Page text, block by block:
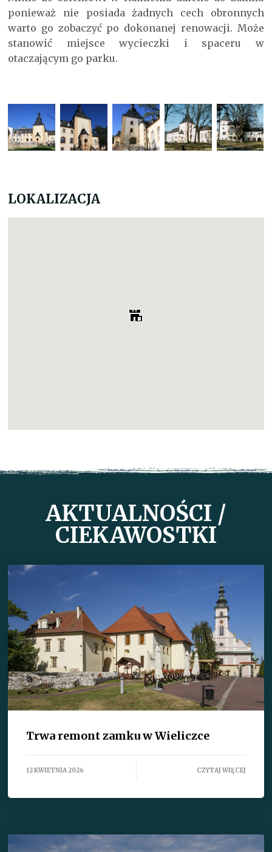
ponieważ nie posiada żadnych cech obronnych
warto go zobaczyć po dokonanej renowacji. Może
stanowić miejsce wycieczki i spaceru w
otaczającym go parku.
LOKALIZACJA
AKTUALNOŚCI /
CIEKAWOSTKI
Trwa remont zamku w Wieliczce
12 KWIETNIA 2026 CZYTAJ WIĘCEJ